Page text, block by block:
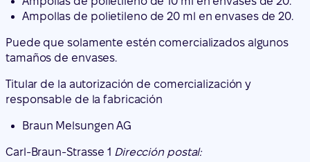
Titular de la autorización de comercialización y
responsable de la fabricación
Braun Melsungen AG
34212 Melsungen, Alemania 34209 Melsungen, Alemania
Teléfono: +49/5661/71-0
Fax: +49/5661/71-4567